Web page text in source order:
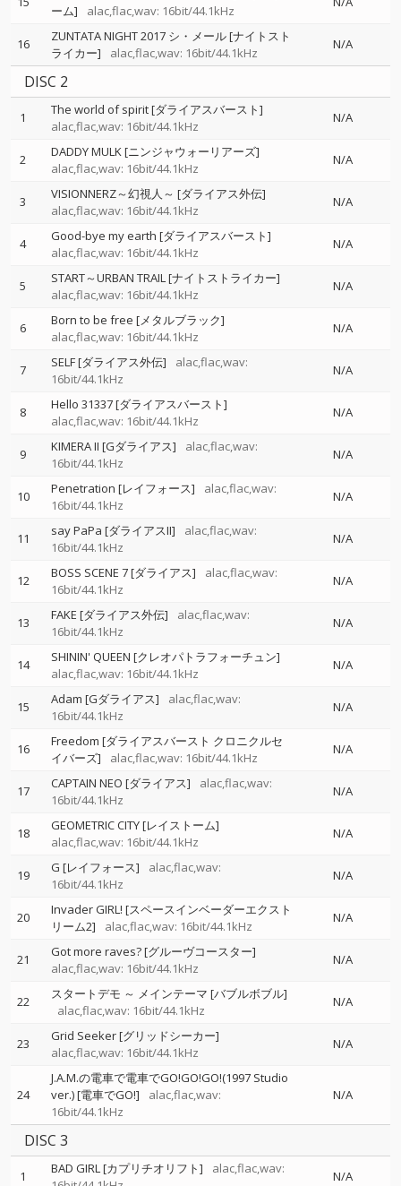
ーム]
alac,flac,wav: 16bit/44.1kHz
16
ZUNTATA NIGHT 2017 シ・メール [ナイトスト
ライカー]
alac,flac,wav: 16bit/44.1kHz
N/A
DISC 2
1
The world of spirit [ダライアスバースト]
alac,flac,wav: 16bit/44.1kHz
N/A
2
DADDY MULK [ニンジャウォーリアーズ]
alac,flac,wav: 16bit/44.1kHz
N/A
3
VISIONNERZ～幻視人～ [ダライアス外伝]
alac,flac,wav: 16bit/44.1kHz
N/A
4
Good-bye my earth [ダライアスバースト]
alac,flac,wav: 16bit/44.1kHz
N/A
5
START～URBAN TRAIL [ナイトストライカー]
alac,flac,wav: 16bit/44.1kHz
N/A
6
Born to be free [メタルブラック]
alac,flac,wav: 16bit/44.1kHz
N/A
7 SELF [ダライアス外伝]
alac,flac,wav:
16bit/44.1kHz
N/A
8
Hello 31337 [ダライアスバースト]
alac,flac,wav: 16bit/44.1kHz
N/A
9 KIMERA II [Gダライアス]
alac,flac,wav:
16bit/44.1kHz
N/A
10 Penetration [レイフォース]
alac,flac,wav:
16bit/44.1kHz
N/A
11 say PaPa [ダライアスII]
alac,flac,wav:
16bit/44.1kHz
N/A
12 BOSS SCENE 7 [ダライアス]
alac,flac,wav:
16bit/44.1kHz
N/A
13 FAKE [ダライアス外伝]
alac,flac,wav:
16bit/44.1kHz
N/A
14
SHININ' QUEEN [クレオパトラフォーチュン]
alac,flac,wav: 16bit/44.1kHz
N/A
15 Adam [Gダライアス]
alac,flac,wav:
16bit/44.1kHz
N/A
16
Freedom [ダライアスバースト クロニクルセ
イバーズ]
alac,flac,wav: 16bit/44.1kHz
N/A
17 CAPTAIN NEO [ダライアス]
alac,flac,wav:
16bit/44.1kHz
N/A
18
GEOMETRIC CITY [レイストーム]
alac,flac,wav: 16bit/44.1kHz
N/A
19 G [レイフォース]
alac,flac,wav:
16bit/44.1kHz
N/A
20
Invader GIRL! [スペースインベーダーエクスト
リーム2]
alac,flac,wav: 16bit/44.1kHz
N/A
21
Got more raves? [グルーヴコースター]
alac,flac,wav: 16bit/44.1kHz
N/A
22
スタートデモ ～ メインテーマ [バブルボブル]
alac,flac,wav: 16bit/44.1kHz
N/A
23
Grid Seeker [グリッドシーカー]
alac,flac,wav: 16bit/44.1kHz
N/A
24
J.A.M.の電車で電車でGO!GO!GO!(1997 Studio
ver.) [電車でGO!]
alac,flac,wav:
16bit/44.1kHz
N/A
DISC 3
1 BAD GIRL [カプリチオリフト]
alac,flac,wav:
N/A